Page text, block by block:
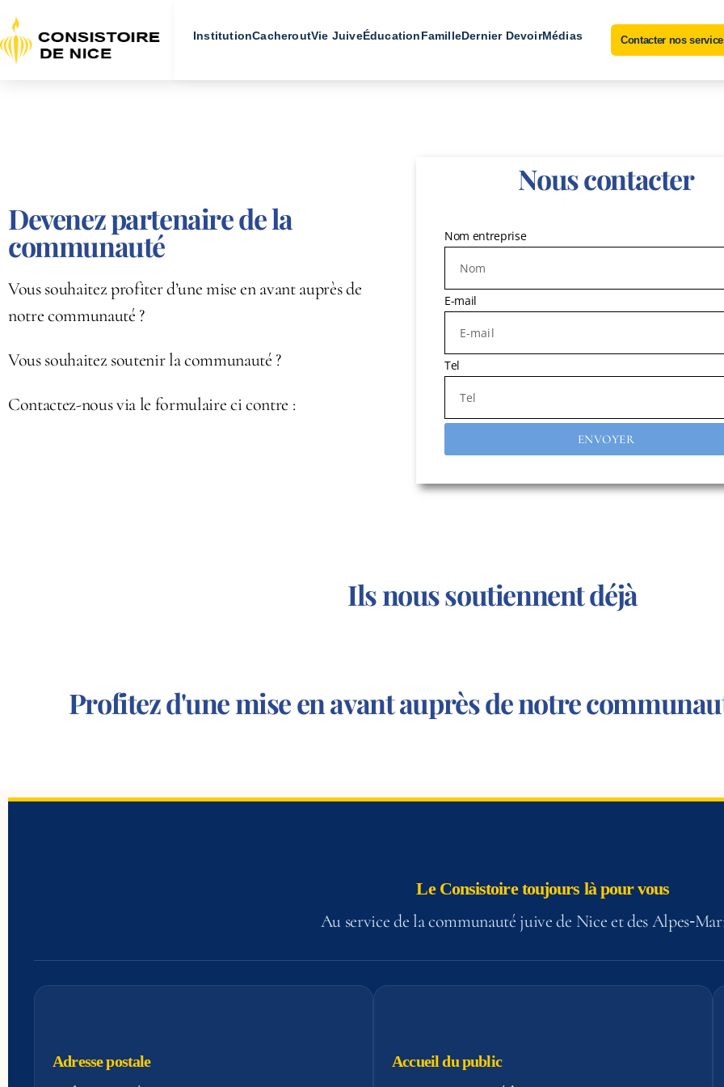
InstitutionCacheroutVie JuiveÉducationFamilleDernier DevoirMédias Contacter nos
Devenez partenaire de la
communauté
Vous souhaitez profiter d’une mise en avant auprès de
notre communauté ?
Vous souhaitez soutenir la communauté ?
Contactez-nous via le formulaire ci contre :
Nous contacter
Nom entreprise
E-mail
Tel
ENVOYER
Ils nous soutiennent déjà
Profitez d'une mise en avant auprès de notre
Le Consistoire toujours là pour vous
Au service de la communauté juive de Nice et des
Adresse postale Accueil du public